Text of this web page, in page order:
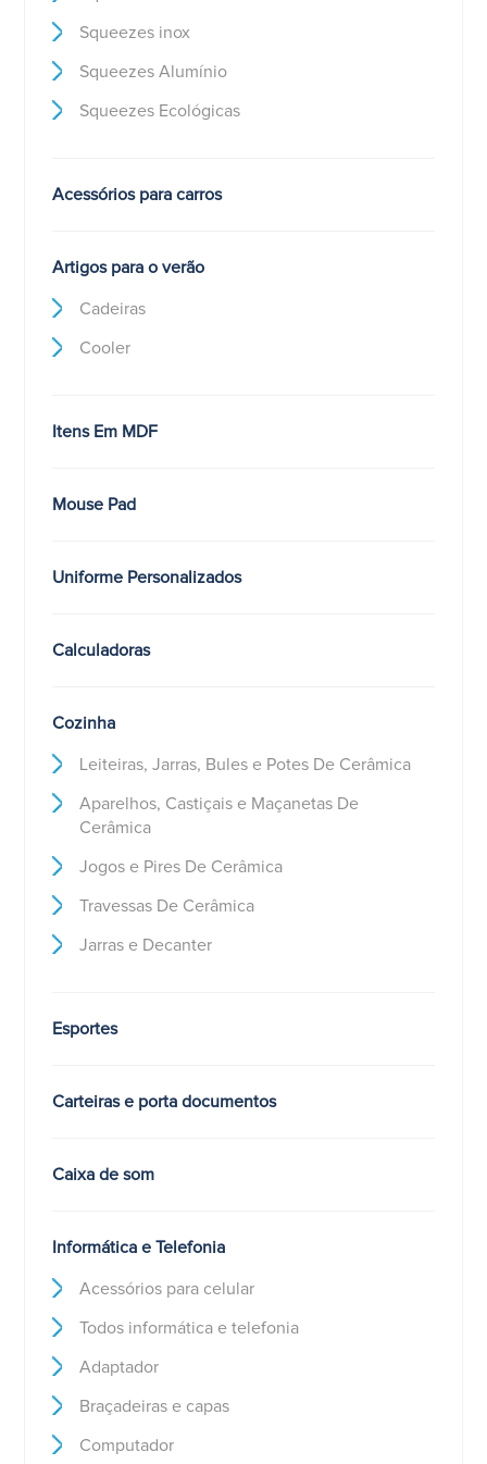
Squeezes inox
Squeezes Alumínio
Squeezes Ecológicas
Acessórios para carros
Artigos para o verão
Cadeiras
Cooler
Itens Em MDF
Mouse Pad
Uniforme Personalizados
Calculadoras
Cozinha
Leiteiras, Jarras, Bules e Potes De Cerâmica
Aparelhos, Castiçais e Maçanetas De
Cerâmica
Jogos e Pires De Cerâmica
Travessas De Cerâmica
Jarras e Decanter
Esportes
Carteiras e porta documentos
Caixa de som
Informática e Telefonia
Acessórios para celular
Todos informática e telefonia
Adaptador
Braçadeiras e capas
Computador